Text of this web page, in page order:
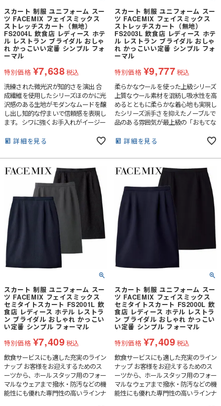
スカート 制服 ユニフォーム スー
ツ FACEMIX フェイスミックス
ストレッチスカート（無地）
FS2004L 飲食店 レディース ホテ
ル レストラン ブライダル おしゃ
れ かっこいい定番 シンプル フォ
ーマル
特別価格 ¥7,638税込
洗練された微光沢が知的さを演出 合
成繊維を使用したシリーズほのかに光
沢感のある生地がモダンなムードを醸
し出し知的な佇まいで信頼感を表現し
ます。シワに強くお手入れがイージー
詳細を見る
スカート 制服 ユニフォーム スー
ツ FACEMIX フェイスミックス
ストレッチスカート（無地）
FS2003L 飲食店 レディース ホテ
ル レストラン ブライダル おしゃ
れ かっこいい定番 シンプル フォ
ーマル
特別価格 ¥9,777税込
柔らかなウールを使った上級シリーズ
上質なウール素材を混紡し吸水性を高
めるとともに柔らかな着心地も実現し
たシリーズ派手さを抑えたノーブルで
品のある雰囲気が最上級の「おもてな
詳細を見る
スカート 制服 ユニフォーム スー
ツ FACEMIX フェイスミックス
セミタイトスカート FS2001L 飲
食店 レディース ホテル レストラ
ン ブライダル おしゃれ かっこい
い定番 シンプル フォーマル
特別価格 ¥7,409税込
飲食サービスにも適した充実のライン
ナップ お客様をお迎えするためのス
ーツから、ホールスタッフ用のフォー
マルなウェアまで撥水・防汚などの機
能性にも優れた専門性の高いラインナ
スカート 制服 ユニフォーム スー
ツ FACEMIX フェイスミックス
セミタイトスカート FS2000L 飲
食店 レディース ホテル レストラ
ン ブライダル おしゃれ かっこい
い定番 シンプル フォーマル
特別価格 ¥7,409税込
飲食サービスにも適した充実のライン
ナップ お客様をお迎えするためのス
ーツから、ホールスタッフ用のフォー
マルなウェアまで撥水・防汚などの機
能性にも優れた専門性の高いラインナ